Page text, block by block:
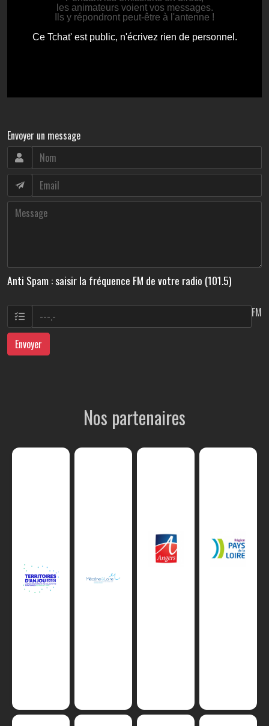
Envoyer un message
Anti Spam : saisir la fréquence FM de votre radio (101.5)
FM
Envoyer
Nos partenaires